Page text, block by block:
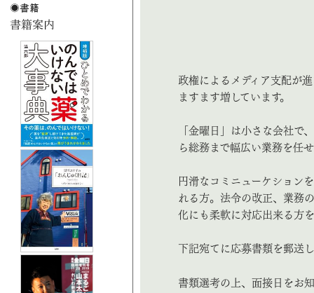
政権によるメディア支配が
ますます増しています。
「金曜日」は小さな会社で
ら総務まで幅広い業務を任
円滑なコミニューケション
れる方。法令の改正、業務
化にも柔軟に対応出来る方
下記宛てに応募書類を郵送
書類選考の上、面接日をお